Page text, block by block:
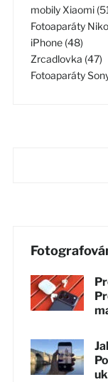
mobily Xiaomi
Fotoaparáty
iPhone (48)
Zrcadlovka (47)
Fotoaparáty